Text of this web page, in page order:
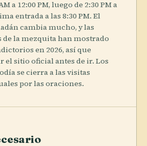
a 12:00 PM, luego de 2:30 PM a
entrada a las 8:30 PM. El
cambia mucho, y las
de la mezquita han mostrado
en 2026, así que
el sitio oficial antes de ir. Los
se cierra a las visitas
por las oraciones.